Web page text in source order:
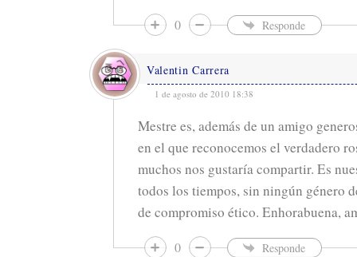
0 Responde
Valentin Carrera
1 de agosto de 2010 18:38
Mestre es, además de un amigo
en el que reconocemos el verdadero
muchos nos gustaría compartir. Es
todos los tiempos, sin ningún género
de compromiso ético. Enhorabuena,
0 Responde